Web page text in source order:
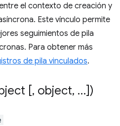
el contexto de creación y
Este vínculo permite
seguimientos de pila
Para obtener más
de pila vinculados.
[, object, …])